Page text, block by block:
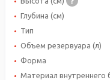
Глубина (см)
Тип
Объем резервуара (л)
Форма
Материал внутреннего